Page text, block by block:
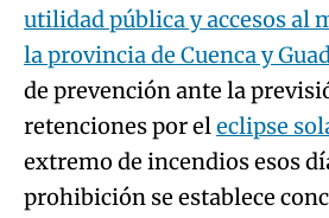
utilidad pública y accesos al
la provincia de Cuenca y
de prevención ante la
retenciones por eleclipse
extremo de incendios esos
prohibición se establece